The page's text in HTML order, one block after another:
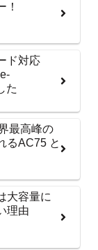
！
ド対応
た
最高峰の
るAC75 と
大容量に
理由